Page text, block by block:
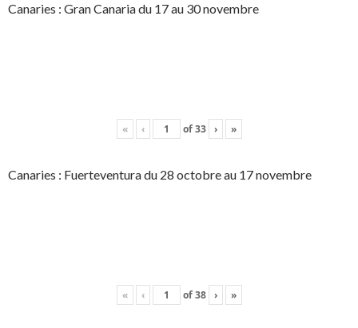
Canaries : Gran Canaria du 17 au 30 novembre
« ‹ of33 › »
Canaries : Fuerteventura du 28 octobre au 17 novembre
« ‹ of38 › »